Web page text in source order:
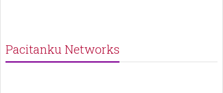
Pacitanku Networks